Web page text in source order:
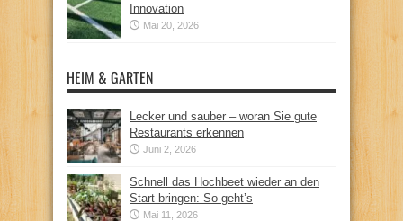
Innovation
Mai 20, 2026
HEIM & GARTEN
Lecker und sauber – woran Sie gute
Restaurants erkennen
Juni 2, 2026
Schnell das Hochbeet wieder an den
Start bringen: So geht’s
Mai 11, 2026